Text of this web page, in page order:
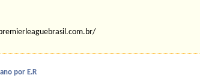
por E.R